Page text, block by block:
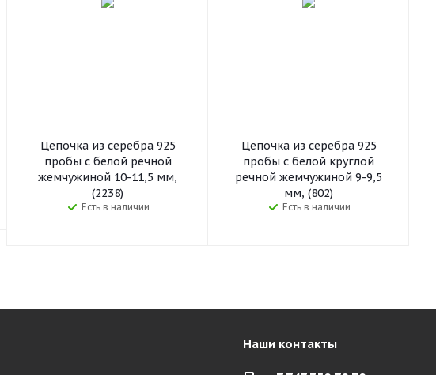
Цепочка из серебра 925
пробы с белой речной
жемчужиной 10-11,5 мм,
(2238)
Есть в наличии
Цепочка из серебра 925
пробы с белой круглой
речной жемчужиной 9-9,5
мм, (802)
Есть в наличии
Наши контакты